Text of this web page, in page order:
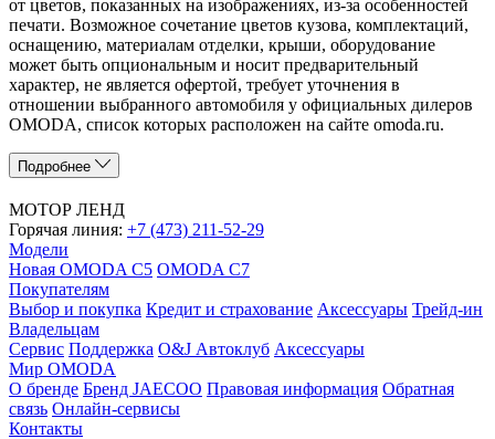
от цветов, показанных на изображениях, из-за особенностей
печати. Возможное сочетание цветов кузова, комплектаций,
оснащению, материалам отделки, крыши, оборудование
может быть опциональным и носит предварительный
характер, не является офертой, требует уточнения в
отношении выбранного автомобиля у официальных дилеров
OMODA, список которых расположен на сайте omoda.ru.
Подробнее
МОТОР ЛЕНД
Горячая линия: +7 (473) 211-52-29
Модели
Новая OMODA C5 OMODA C7
Покупателям
Выбор и покупка Кредит и страхование Аксессуары Трейд-ин
Владельцам
Сервис Поддержка O&J Автоклуб Аксессуары
Мир OMODA
О бренде Бренд JAECOO Правовая информация Обратная
связь Онлайн-сервисы
Контакты